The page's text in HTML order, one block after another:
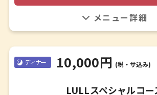
✤
魚料理
✤
肉料理
料理内容につきましては、お問い合わせく
ディナー 10,000円 (税・サ込み)
LULLスペシャルコー